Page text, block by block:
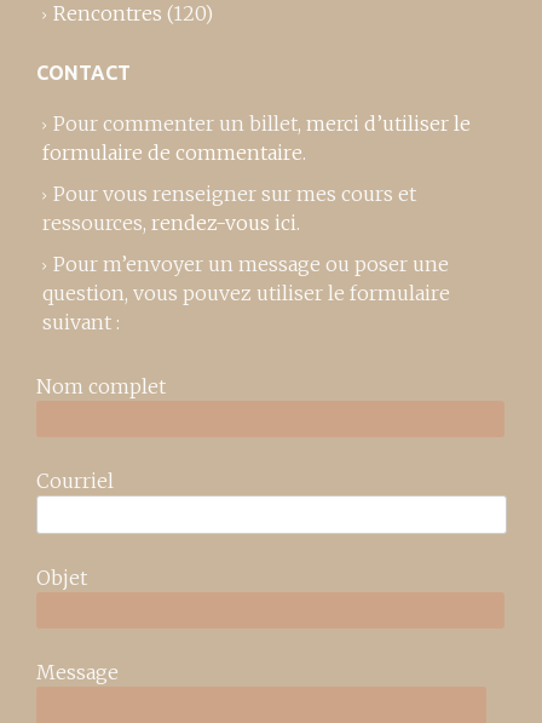
Rencontres (120)
CONTACT
Pour commenter un billet, merci d’utiliser le
formulaire de commentaire.
Pour vous renseigner sur mes cours et
ressources, rendez-vous ici.
Pour m’envoyer un message ou poser une
question, vous pouvez utiliser le formulaire
suivant :
Nom complet
Courriel
Objet
Message